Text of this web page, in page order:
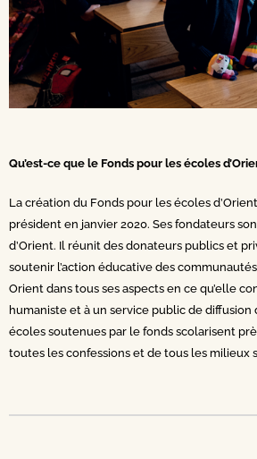
Qu’est-ce que le Fonds pour les écoles
La création du Fonds pour les écoles
président en janvier 2020. Ses fondateurs
d’Orient. Il réunit des donateurs publics et
soutenir l’action éducative des
Orient dans tous ses aspects en ce qu’elle
humaniste et à un service public de diffusion
écoles soutenues par le fonds scolarisent
toutes les confessions et de tous les milieux